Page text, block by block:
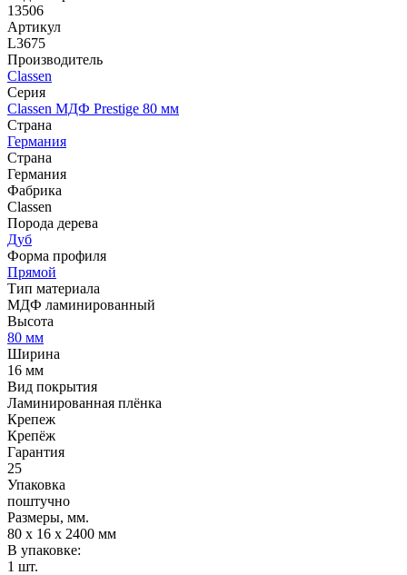
13506
Артикул
L3675
Производитель
Classen
Серия
Classen МДФ Prestige 80 мм
Страна
Германия
Страна
Германия
Фабрика
Classen
Порода дерева
Дуб
Форма профиля
Прямой
Тип материала
МДФ ламинированный
Высота
80 мм
Ширина
16 мм
Вид покрытия
Ламинированная плёнка
Крепеж
Крепёж
Гарантия
25
Упаковка
поштучно
Размеры, мм.
80 х 16 х 2400 мм
В упаковке:
1 шт.